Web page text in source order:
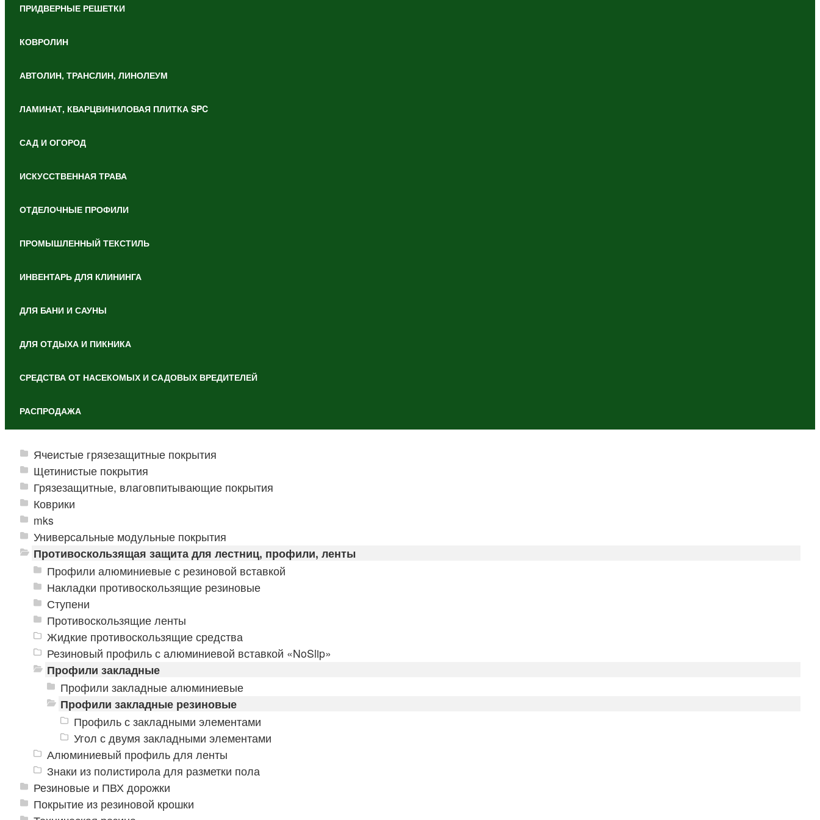
ПРИДВЕРНЫЕ РЕШЕТКИ
КОВРОЛИН
АВТОЛИН, ТРАНСЛИН, ЛИНОЛЕУМ
ЛАМИНАТ, КВАРЦВИНИЛОВАЯ ПЛИТКА SPC
САД И ОГОРОД
ИСКУССТВЕННАЯ ТРАВА
ОТДЕЛОЧНЫЕ ПРОФИЛИ
ПРОМЫШЛЕННЫЙ ТЕКСТИЛЬ
ИНВЕНТАРЬ ДЛЯ КЛИНИНГА
ДЛЯ БАНИ И САУНЫ
ДЛЯ ОТДЫХА И ПИКНИКА
СРЕДСТВА ОТ НАСЕКОМЫХ И САДОВЫХ ВРЕДИТЕЛЕЙ
РАСПРОДАЖА
Ячеистые грязезащитные покрытия
Щетинистые покрытия
Грязезащитные, влаговпитывающие покрытия
Коврики
mks
Универсальные модульные покрытия
Противоскользящая защита для лестниц, профили, ленты
Профили алюминиевые с резиновой вставкой
Накладки противоскользящие резиновые
Ступени
Противоскользящие ленты
Жидкие противоскользящие средства
Резиновый профиль с алюминиевой вставкой «NoSlip»
Профили закладные
Профили закладные алюминиевые
Профили закладные резиновые
Профиль с закладными элементами
Угол с двумя закладными элементами
Алюминиевый профиль для ленты
Знаки из полистирола для разметки пола
Резиновые и ПВХ дорожки
Покрытие из резиновой крошки